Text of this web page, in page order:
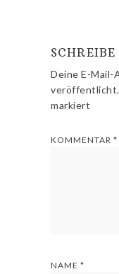
Deine E-Mail-
veröffentlicht.
markiert
KOMMENTAR*
NAME*